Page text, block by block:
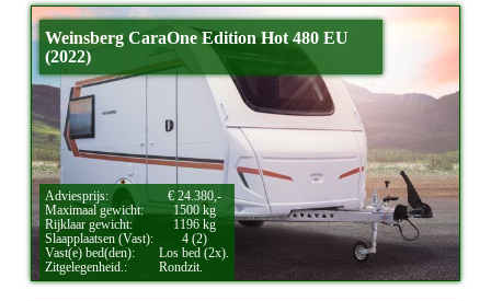
Weinsberg CaraOne Edition Hot 480 EU
(2022)
Adviesprijs:
€ 24.380,-
Maximaal gewicht:
1500 kg
Rijklaar gewicht:
1196 kg
Slaapplaatsen (Vast):
4 (2)
Vast(e) bed(den):
Los bed (2x).
Zitgelegenheid.:
Rondzit.